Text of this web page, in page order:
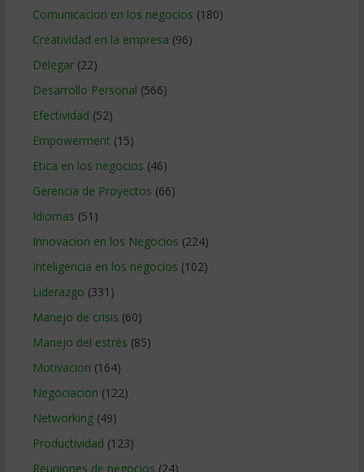
Comunicacion en los negocios (180)
Creatividad en la empresa (96)
Delegar(22)
Desarrollo Personal (566)
Efectividad (52)
Empowerment (15)
Etica en los negocios (46)
Gerencia de Proyectos (66)
Idiomas (51)
Innovacion en los Negocios (224)
Inteligencia en los negocios (102)
Liderazgo (331)
Manejo de crisis (60)
Manejo del estrés (85)
Motivacion (164)
Negociacion (122)
Networking(49)
Productividad (123)
Reuniones de negocios (24)